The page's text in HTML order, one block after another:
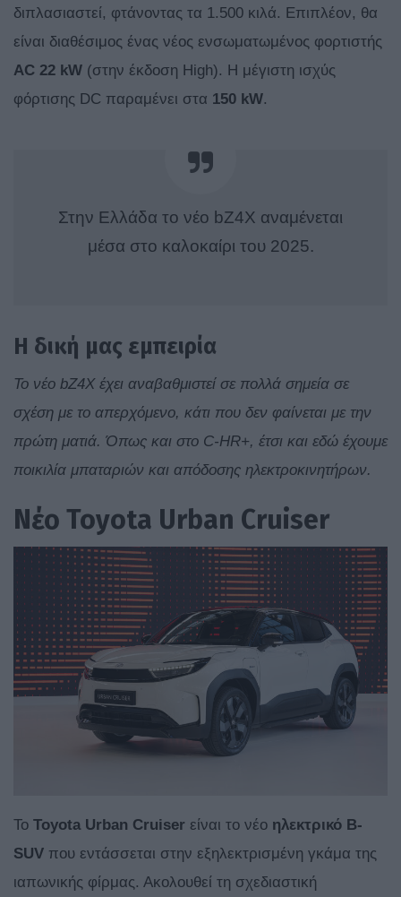
διπλασιαστεί, φτάνοντας τα 1.500 κιλά. Επιπλέον, θα
είναι διαθέσιμος ένας νέος ενσωματωμένος φορτιστής
AC 22 kW (στην έκδοση High). Η μέγιστη ισχύς
φόρτισης DC παραμένει στα 150 kW.
Στην Ελλάδα το νέο bZ4X αναμένεται
μέσα στο καλοκαίρι του 2025.
Η δική μας εμπειρία
Το νέο bZ4X έχει αναβαθμιστεί σε πολλά σημεία σε
σχέση με το απερχόμενο, κάτι που δεν φαίνεται με την
πρώτη ματιά. Όπως και στο C-HR+, έτσι και εδώ έχουμε
ποικιλία μπαταριών και απόδοσης ηλεκτροκινητήρων.
Νέο Toyota Urban Cruiser
Το Toyota Urban Cruiser είναι το νέο ηλεκτρικό B-
SUV που εντάσσεται στην εξηλεκτρισμένη γκάμα της
ιαπωνικής φίρμας. Ακολουθεί τη σχεδιαστική